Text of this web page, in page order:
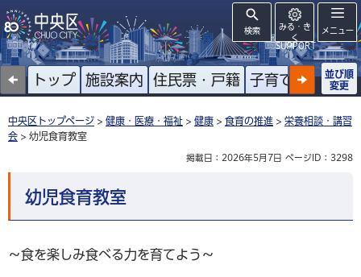
検索
みる・き
く
SUPPORT
メニュー
トップ 施設案内 住民票・戸籍 子育て 高齢者
並び順
変更
中央区トップページ > 健康・医療・福祉 > 健康 > 食育の推進 > 栄養相談・講習
会 > 幼児食育教室
掲載日：2026年5月7日 ページID：3298
幼児食育教室
～食を楽しみ食べる力を育てよう～